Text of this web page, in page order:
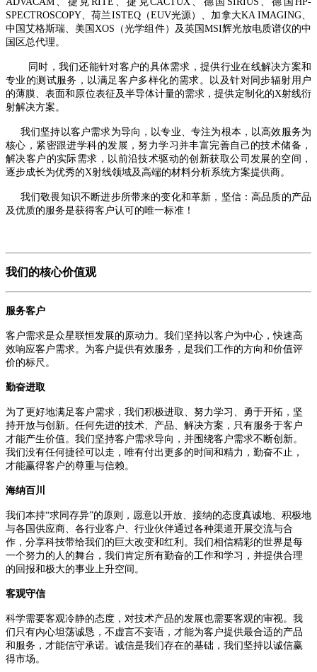
SPECTROSCOPY、荷兰ISTEQ（EUV光源）、加拿大KA IMAGING、
中国艾格斯瑞、美国XOS（光学组件）及英国MSI辉光放电质谱仪的中
国区总代理 。
同时， 我们还能针对客户的具体需求，提供行业在线解决方案和
专业的测试服务，以满足客户多样化的需求。以及针对同步辐射用户
的薄膜、表面和原位表征及半导体计量的需求，提供定制化的X射线衍
射解决方案。
我们坚持以客户需求为导向，以专业、专注为根本，以高效服务为
核心，紧密跟进学科的发展，努力学习并丰富完善自己的技术储备，
解决客户的实际需求，以前沿技术驱动的创新获取公司发展的空间，
逐步成长为优秀的X射线领域及高端的材料分析系统方案提供商。
我们敬畏知识不断进步所带来的变化和革新，坚信：高品质的产品
及优质的服务是获得客户认可的唯一标准！
我们的核心价值观
服务客户
客户需求是众星联恒发展的原动力。我们坚持以客户为中心，快速高
效响应客户需求。为客户提供有效服务，是我们工作的方向和价值评
价的标尺。
勤奋进取
为了更好地满足客户需求，我们积极进取、努力学习、勇于开拓，坚
持开放与创新。任何先进的技术、产品、解决方案，只有服务于客户
才能产生价值。我们坚持客户需求导向，并围绕客户需求不断创新。
我们没有任何捷径可以走，唯有付出更多的时间和精力，勤奋不止，
才能赢得客户的尊重与信赖。
海纳百川
我们本持“求同存异”的原则，愿意以开放、接纳的态度真诚地、积极地
与各国供应商、各行业客户、行业伙伴通过各种渠道开展交流与合
作，分享科技带给我们的巨大改变和红利。我们相信精彩的世界是每
一个努力的人的舞台，我们肯定所有勤奋的工作和学习，并提供合理
的回报和极大的事业上升空间。
客观守信
科学需要客观冷静的态度，对技术产品的发展也需要客观的审视。我
们只有内心坦荡诚恳，不虚言不妄语，才能为客户提供最合适的产品
和服务，才能信守承诺。诚信是我们存在的基础，我们坚持以诚信赢
得市场。